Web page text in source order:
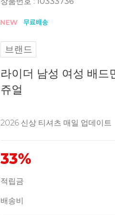
브랜드
라이더 남성 여성 배드
쥬얼
2026 신상 티셔츠 매일 업데이트
33%
적립금
배송비